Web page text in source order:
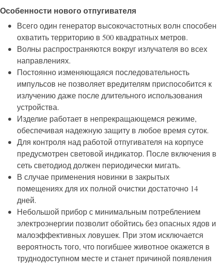
Особенности нового отпугивателя
Всего один генератор высокочастотных волн способен
охватить территорию в 500 квадратных метров.
Волны распространяются вокруг излучателя во всех
направлениях.
Постоянно изменяющаяся последовательность
импульсов не позволяет вредителям приспособится к
излучению даже после длительного использования
устройства.
Изделие работает в непрекращающемся режиме,
обеспечивая надежную защиту в любое время суток.
Для контроля над работой отпугивателя на корпусе
предусмотрен световой индикатор. После включения в
сеть светодиод должен периодически мигать.
В случае применения новинки в закрытых
помещениях для их полной очистки достаточно 14
дней.
Небольшой прибор с минимальным потреблением
электроэнергии позволит обойтись без опасных ядов и
малоэффективных ловушек. При этом исключается
вероятность того, что погибшее животное окажется в
труднодоступном месте и станет причиной появления